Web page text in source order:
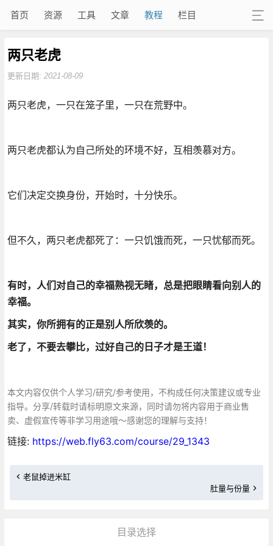
首页 资源 工具 文章 教程 栏目
两只老虎
更新日期: 2021-08-09
两只老虎，一只在笼子里，一只在荒野中。
两只老虎都认为自己所处的环境不好，互相羡慕对方。
它们决定交换身份，开始时，十分快乐。
但不久，两只老虎都死了：一只饥饿而死，一只忧郁而死。
有时，人们对自己的幸福熟视无睹， 总是把眼睛看向别人的
幸福。
其实，你所拥有的正是别人所欣羡的。
老了，不要去攀比，过好自己的日子才是王道！
本文内容仅供个人学习/研究/参考使用，不构成任何决策建议或专业
指导。分享/转载时请标明原文来源，同时请勿将内容用于商业售
卖、虚假宣传等非学习用途哦～感谢您的理解与支持！
链接: https://web.fly63.com/course/29_1343
老鼠掉进米缸
肚量与份量
目录选择